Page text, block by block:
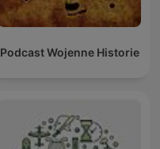
Podcast Wojenne Historie